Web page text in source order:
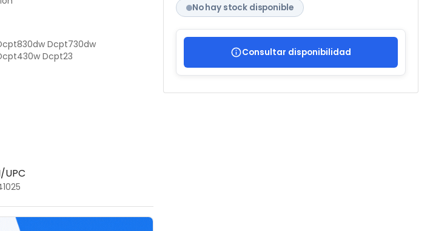
Dcpt730dw
Dcpt23
UPC
No hay stock disponible
Consultar disponibilidad